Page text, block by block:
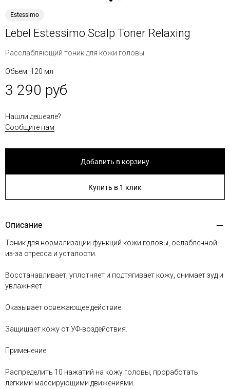
Estessimo
Lebel Estessimo Scalp Toner Relaxing
Расслабляющий тоник для кожи головы
Объем: 120 мл
3 290 руб
Нашли дешевле?
Сообщите нам
Добавить в корзину
Купить в 1 клик
Описание
Тоник для нормализации функций кожи головы, ослабленной
из-за стресса и усталости.
Восстанавливает, уплотняет и подтягивает кожу, снимает зуд и
увлажняет.
Оказывает освежающее действие.
Защищает кожу от УФ-воздействия.
Применение:
Распределить 10 нажатий на кожу головы, проработать
легкими массирующими движениями.